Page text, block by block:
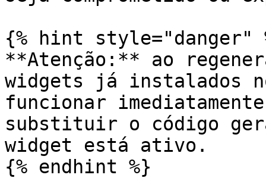
{% hint style="danger"
**Atenção:** ao
widgets já instalados
funcionar
substituir o código
widget está ativo.
{% endhint %}